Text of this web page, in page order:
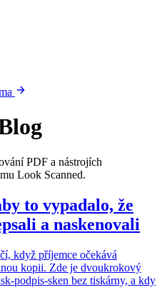
PDF a nástrojích
Look Scanned.
to vypadalo, že
a naskenovali
když příjemce očekává
kopii. Zde je dvoukrokový
podpis-sken bez tiskárny, a kdy